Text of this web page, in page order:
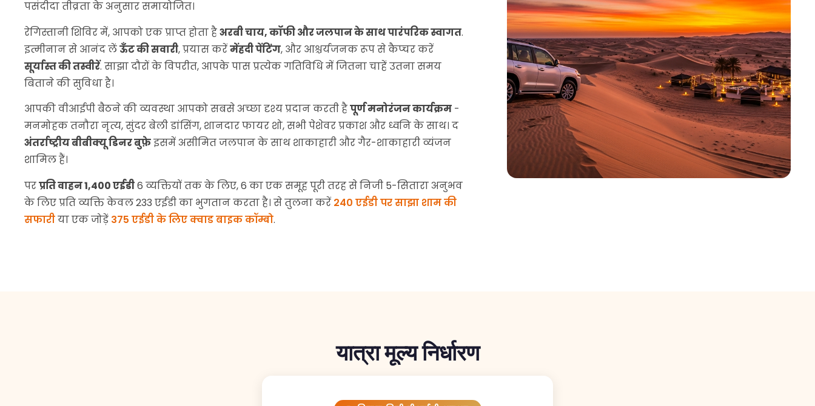
इत्मीनान से आनंद लेंऊँट की सवारी, प्रयास करेंमेंहदी पेंटिंग, और आश्चर्यजनक रूप से कैप्चर करें
सूर्यास्त की तस्वीरें. साझा दौरों के विपरीत, आपके पास प्रत्येक गतिविधि में जितना चाहें उतना समय
बिताने की सुविधा है।
आपकी वीआईपी बैठने की व्यवस्था आपको सबसे अच्छा दृश्य प्रदान करती है
मनमोहक तनौरा नृत्य, सुंदर बेली डांसिंग, शानदार फायर शो, सभी पेशेवर प्रकाश और ध्वनि के साथ। द
अंतर्राष्ट्रीय बीबीक्यू डिनर बुफ़ेइसमें असीमित जलपान के साथ शाकाहारी और गैर-शाकाहारी व्यंजन
शामिल हैं।
के लिए प्रति व्यक्ति केवल 233 एईडी का भुगतान करता है। से तुलना करें240 एईडी पर साझा शाम की
सफारीया एक जोड़ें375 एईडी के लिए क्वाड बाइक कॉम्बो .
यात्रा मूल्य निर्धारण